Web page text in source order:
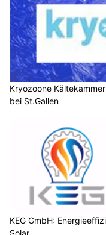
Kryozoone
bei St.Gallen
KEG GmbH: